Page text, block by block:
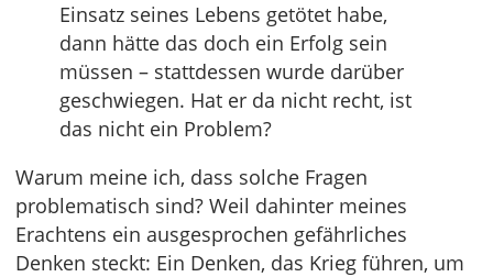
Einsatz seines Lebens getötet habe,
dann hätte das doch ein Erfolg sein
müssen – stattdessen wurde darüber
geschwiegen. Hat er da nicht recht, ist
das nicht ein Problem?
Warum meine ich, dass solche Fragen
problematisch sind? Weil dahinter meines
Erachtens ein ausgesprochen gefährliches
Denken steckt: Ein Denken, das Krieg führen, um